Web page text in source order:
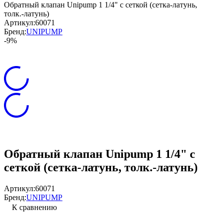
Обратный клапан Unipump 1 1/4" с сеткой (сетка-латунь,
толк.-латунь)
Артикул:60071
Бренд:UNIPUMP
-9%
Обратный клапан Unipump 1 1/4" с
сеткой (сетка-латунь, толк.-латунь)
Артикул:60071
Бренд:UNIPUMP
К сравнению